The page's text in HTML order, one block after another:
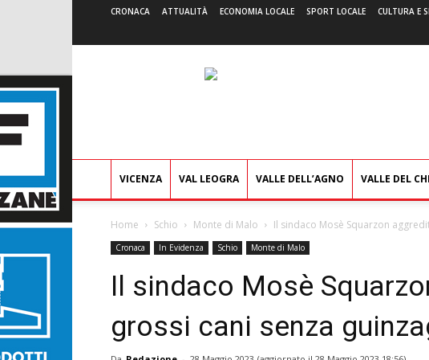
CRONACA ATTUALITÀ ECONOMIA LOCALE SPORT LOCALE CULTURA E
VICENZA VAL LEOGRA VALLE DELL’AGNO VALLE DEL
Home Schio Monte di Malo Il sindaco Mosè Squarzon
Cronaca In Evidenza Schio Monte di Malo
Il sindaco Mosè
grossi cani senza